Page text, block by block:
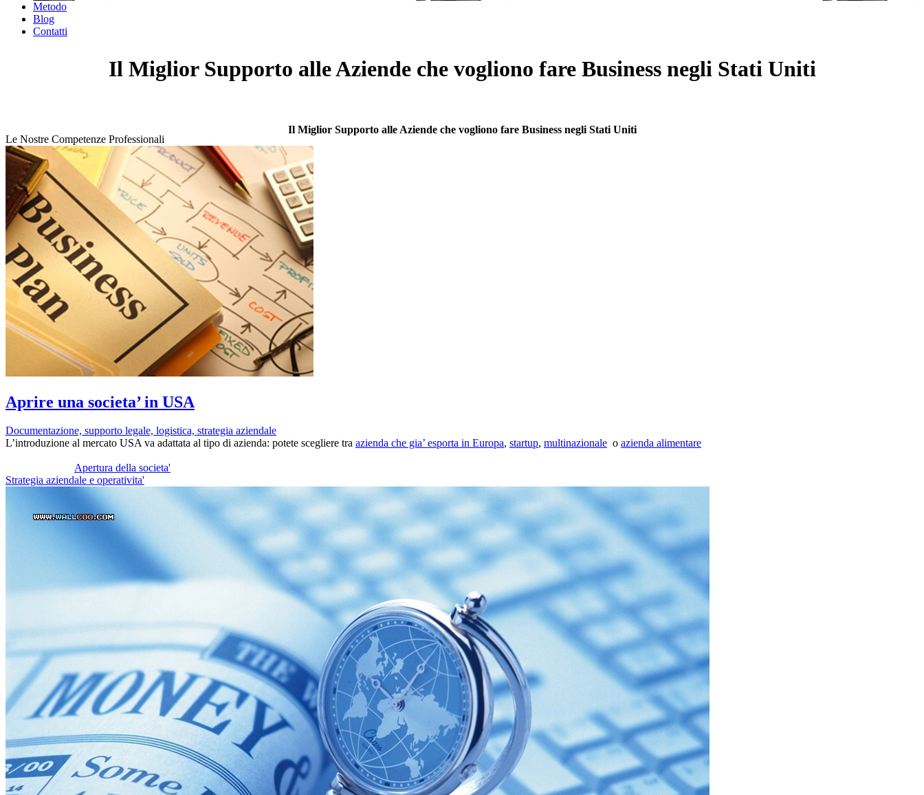
Metodo
Blog
Contatti
Il Miglior Supporto alle Aziende che vogliono fare Business negli Stati Uniti
Il Miglior Supporto alle Aziende che vogliono fare Business negli Stati Uniti
Le Nostre Competenze Professionali
Aprire una societa’ in USA
Documentazione, supporto legale, logistica, strategia aziendale
L’introduzione al mercato USA va adattata al tipo di azienda: potete scegliere tra azienda che gia’ esporta in Europa, startup, multinazionale o azienda alimentare
Apertura della societa'
Strategia aziendale e operativita'